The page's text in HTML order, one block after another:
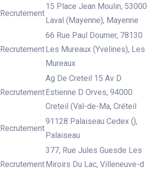
Recrutement
15 Place Jean Moulin, 53000
Laval (Mayenne), Mayenne
Recrutement
66 Rue Paul Doumer, 78130
Les Mureaux (Yvelines), Les
Mureaux
Recrutement
Ag De Creteil 15 Av D
Estienne D Orves, 94000
Creteil (Val-de-Ma, Créteil
Recrutement
91128 Palaiseau Cedex (),
Palaiseau
Recrutement
377, Rue Jules Guesde Les
Miroirs Du Lac, Villeneuve-d